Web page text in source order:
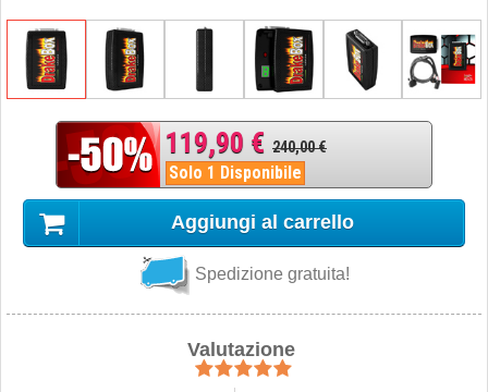
119,90 € 240,00 €
Solo 1 Disponibile
Aggiungi al carrello
Spedizione gratuita!
Valutazione